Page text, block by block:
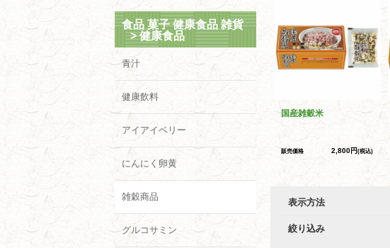
食品 菓子 健康食品 雑貨
>健康食品
青汁
健康飲料
アイアイベリー
にんにく卵黄
雑穀商品
グルコサミン
国産雑穀米
販売価格 2,800円(税込)
表示方法
絞り込み